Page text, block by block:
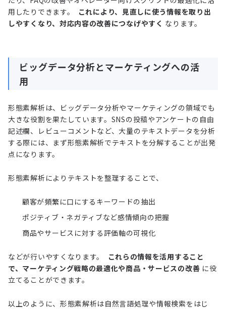
用したりできます。
これにより、見直しに使う情報を取り出
しやすくなり、対応内容の改善につなげやすく なります。
ビッグデータ分析とマーケティングへの活
用
形態素解析は、ビッグデータ分析やマーケティングの領域でも
大きな役割を果たしています。SNSの投稿やアンケートの自由
記述欄、レビューコメントなど、大量のテキストデータを分析
する際には、まず形態素解析でテキストを分解することが出発
点になります。
形態素解析によりテキストを整理することで、
顧客が頻繁に口にするキーワードの抽出
ポジティブ・ネガティブなど感情傾向の把握
商品やサービスに対する評価軸の可視化
などが行いやすくなります。
これらの情報を活用すること
で、マーケティング戦略の最適化や商品・サービスの改善 に役
立てることができます。
以上のように、形態素解析は自然言語処理や情報検索をはじ